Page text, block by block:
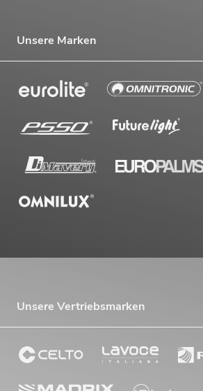
Unsere Marken
Unsere Vertriebsmarken